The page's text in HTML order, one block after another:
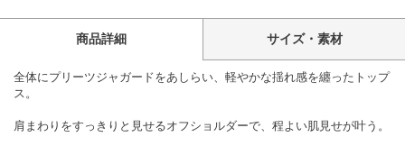
商品詳細 サイズ・素材
全体にプリーツジャガードをあしらい、軽やかな揺れ感を纏ったトップ
ス。
肩まわりをすっきりと見せるオフショルダーで、程よい肌見せが叶う。